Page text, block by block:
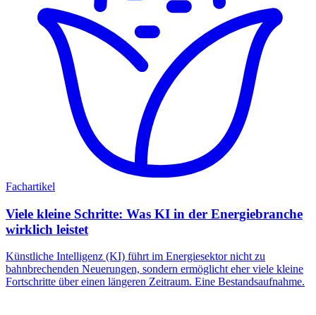
Fachartikel
Viele kleine Schritte: Was KI in der Energiebranche
wirklich leistet
Künstliche Intelligenz (KI) führt im Energiesektor nicht zu
bahnbrechenden Neuerungen, sondern ermöglicht eher viele kleine
Fortschritte über einen längeren Zeitraum. Eine Bestandsaufnahme.